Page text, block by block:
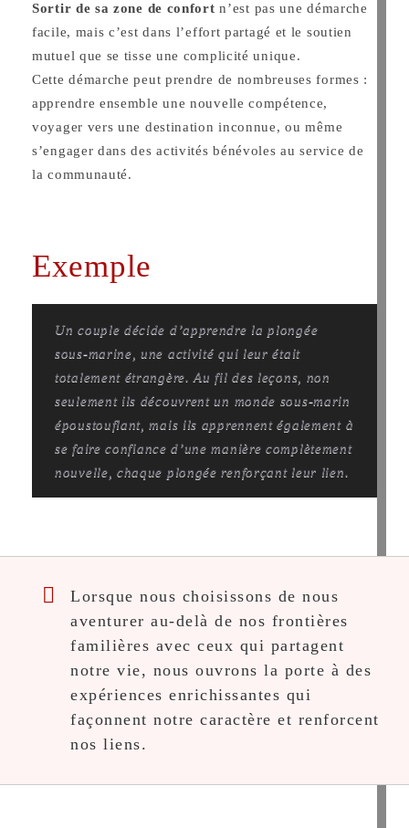
Sortir de sa zone de confort n’est pas une démarche
facile, mais c’est dans l’effort partagé et le soutien
mutuel que se tisse une complicité unique.
Cette démarche peut prendre de nombreuses formes :
apprendre ensemble une nouvelle compétence,
voyager vers une destination inconnue, ou même
s’engager dans des activités bénévoles au service de
la communauté.
Exemple
Un couple décide d’apprendre la plongée
sous-marine, une activité qui leur était
totalement étrangère. Au fil des leçons, non
seulement ils découvrent un monde sous-marin
époustouflant, mais ils apprennent également à
se faire confiance d’une manière complètement
nouvelle, chaque plongée renforçant leur lien.
Lorsque nous choisissons de nous
aventurer au-delà de nos frontières
familières avec ceux qui partagent
notre vie, nous ouvrons la porte à des
expériences enrichissantes qui
façonnent notre caractère et renforcent
nos liens.